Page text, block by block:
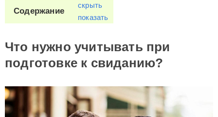
Содержание
скрыть
показать
Что нужно учитывать при
подготовке к свиданию?